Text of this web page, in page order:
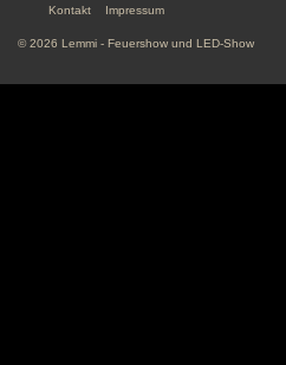
Kontakt Impressum
© 2026 Lemmi - Feuershow und LED-Show